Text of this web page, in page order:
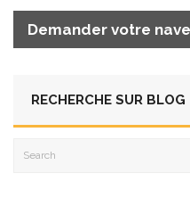
Demander votre
RECHERCHE SUR BLOG